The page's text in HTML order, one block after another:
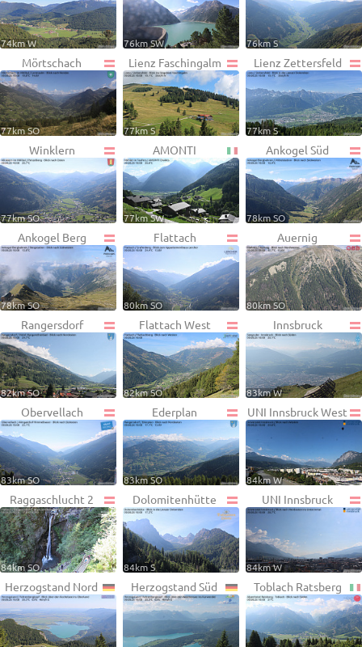
74km W 76km SW 76km S
Mörtschach
77km SO
Lienz Faschingalm
77km S
Lienz Zettersfeld
77km S
Winklern
77km SO
AMONTI
77km SW
Ankogel Süd
78km SO
Ankogel Berg
78km SO
Flattach
80km SO
Auernig
80km SO
Rangersdorf
82km SO
Flattach West
82km SO
Innsbruck
83km W
Obervellach
83km SO
Ederplan
83km SO
UNI Innsbruck West
84km W
Raggaschlucht 2
84km SO
Dolomitenhütte
84km S
UNI Innsbruck
84km W
Herzogstand Nord Herzogstand Süd Toblach Ratsberg